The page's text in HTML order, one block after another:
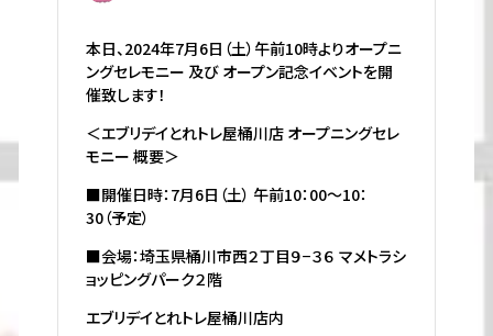
本日、2024年7月6日（土）午前10時よりオープニ
ングセレモニー 及び オープン記念イベントを開
催致します！
＜エブリデイとれトレ屋桶川店 オープニングセレ
モニー 概要＞
■開催日時：7月6日（土） 午前10：00～10：
30（予定）
■会場：埼玉県桶川市西２丁目９−３６ マメトラシ
ョッピングパーク２階
エブリデイとれトレ屋桶川店内